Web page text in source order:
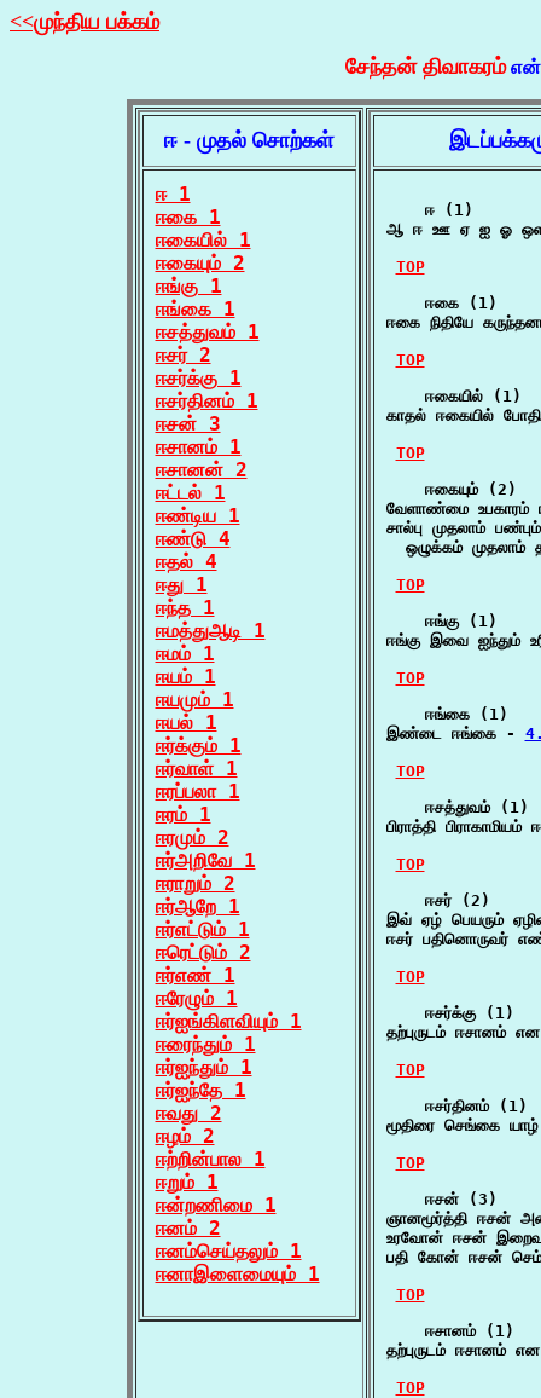
<<முந்திய பக்கம்
சேந்தன் திவாகரம்
ஈ - முதல் சொற்கள்
ஈ 1
ஈகை 1
ஈகையில் 1
ஈகையும் 2
ஈங்கு 1
ஈங்கை 1
ஈசத்துவம் 1
ஈசர் 2
ஈசர்க்கு 1
ஈசர்தினம் 1
ஈசன் 3
ஈசானம் 1
ஈசானன் 2
ஈட்டல் 1
ஈண்டிய 1
ஈண்டு 4
ஈதல் 4
ஈது 1
ஈந்த 1
ஈமத்துஆடி 1
ஈமம் 1
ஈயம் 1
ஈயமும் 1
ஈயல் 1
ஈர்க்கும் 1
ஈர்வாள் 1
ஈரப்பலா 1
ஈரம் 1
ஈரமும் 2
ஈர்அறிவே 1
ஈராறும் 2
ஈர்ஆறே 1
ஈர்எட்டும் 1
ஈரெட்டும் 2
ஈர்எண் 1
ஈரேழும் 1
ஈர்ஐங்கிளவியும் 1
ஈரைந்தும் 1
ஈர்ஐந்தும் 1
ஈர்ஐந்தே 1
ஈவது 2
ஈழம் 2
ஈற்றின்பால 1
ஈறும் 1
ஈன்றணிமை 1
ஈனம் 2
ஈனம்செய்தலும் 1
ஈனாஇளைமையும் 1
    ஈ (1)
ஆ ஈ ஊ ஏ ஐ ஓ
TOP
    ஈகை (1)
ஈகை நிதியே
TOP
    ஈகையில் (1)
காதல் ஈகையில்
TOP
    ஈகையும் (2)
வேளாண்மை உபகாரம்
சால்பு முதலாம்
ஒழுக்கம் முதலாம்
TOP
    ஈங்கு (1)
ஈங்கு இவை ஐந்தும்
TOP
    ஈங்கை (1)
இண்டை ஈங்கை -
TOP
    ஈசத்துவம் (1)
பிராத்தி
TOP
    ஈசர் (2)
இவ் ஏழ் பெயரும்
ஈசர் பதினொருவர்
TOP
    ஈசர்க்கு (1)
தற்புருடம் ஈசானம்
TOP
    ஈசர்தினம் (1)
மூதிரை செங்கை
TOP
    ஈசன் (3)
ஞானமூர்த்தி ஈசன்
உரவோன் ஈசன்
பதி கோன் ஈசன்
TOP
    ஈசானம் (1)
தற்புருடம் ஈசானம்
TOP